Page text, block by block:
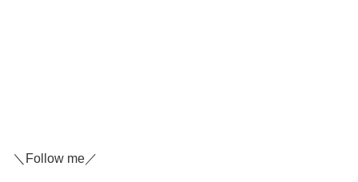
＼Follow me／